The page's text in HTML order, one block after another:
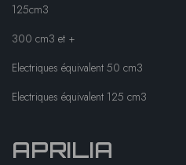
125cm3
300 cm3 et +
Electriques équivalent 50 cm3
Electriques équivalent 125 cm3
APRILIA